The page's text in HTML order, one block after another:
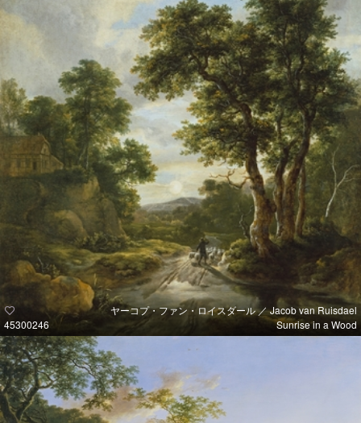
45300246
ヤーコプ・ファン・ロイスダール ／ Jacob van Ruisdael
Sunrise in a Wood